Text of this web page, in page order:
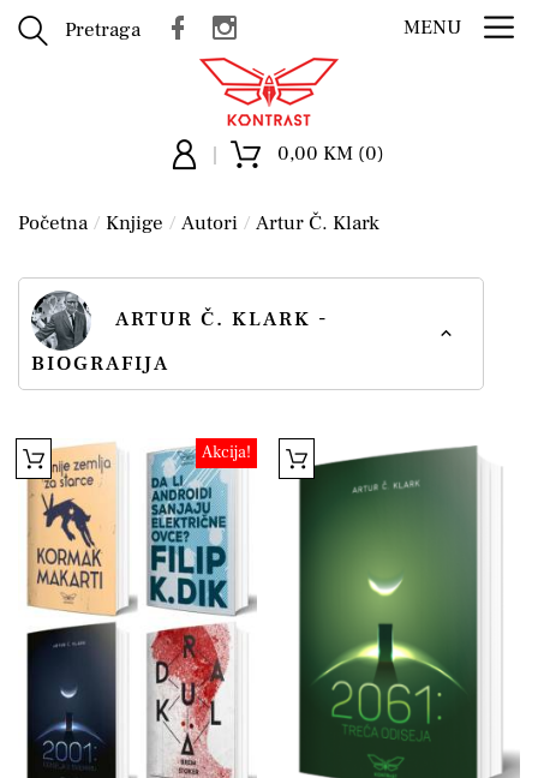
Pretraga MENU
0,00 KM (0)
Početna Knjige Autori Artur Č. Klark
ARTUR Č. KLARK -
BIOGRAFIJA
Akcija!